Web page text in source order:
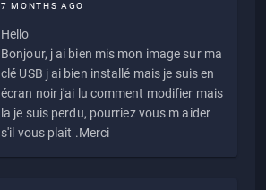
7 MONTHS AGO
Hello
Bonjour, j ai bien mis mon image sur ma
clé USB j ai bien installé mais je suis en
écran noir j'ai lu comment modifier mais
la je suis perdu, pourriez vous m aider
s'il vous plait .Merci